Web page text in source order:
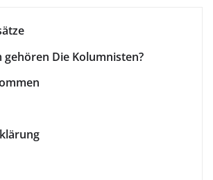
gehören Die Kolumnisten?